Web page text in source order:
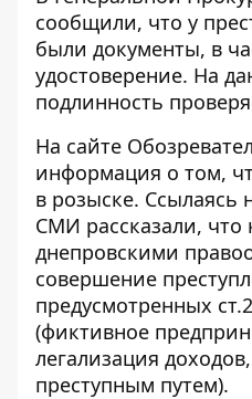
сообщили, что у
были документы, в
удостоверение. На
подлинность
На сайте
информация о том,
в розыске. Ссылаясь
СМИ рассказали, что
днепровскими
совершение
предусмотренных
(фиктивное
легализация
преступным путем).